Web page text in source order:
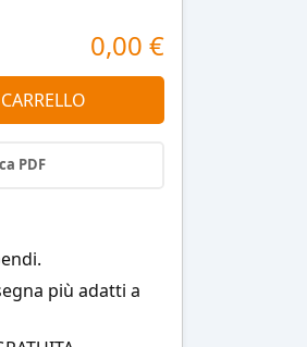
0,00 €
PDF
più adatti a